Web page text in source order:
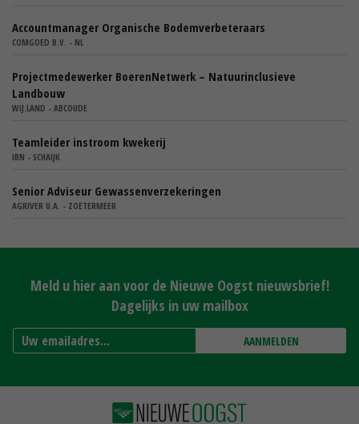
Accountmanager Organische Bodemverbeteraars
COMGOED B.V. - NL
Projectmedewerker BoerenNetwerk – Natuurinclusieve
Landbouw
WIJ.LAND - ABCOUDE
Teamleider instroom kwekerij
IBN - SCHAIJK
Senior Adviseur Gewassenverzekeringen
AGRIVER U.A. - ZOETERMEER
Meld u hier aan voor de Nieuwe Oogst nieuwsbrief!
Dagelijks in uw mailbox
AANMELDEN